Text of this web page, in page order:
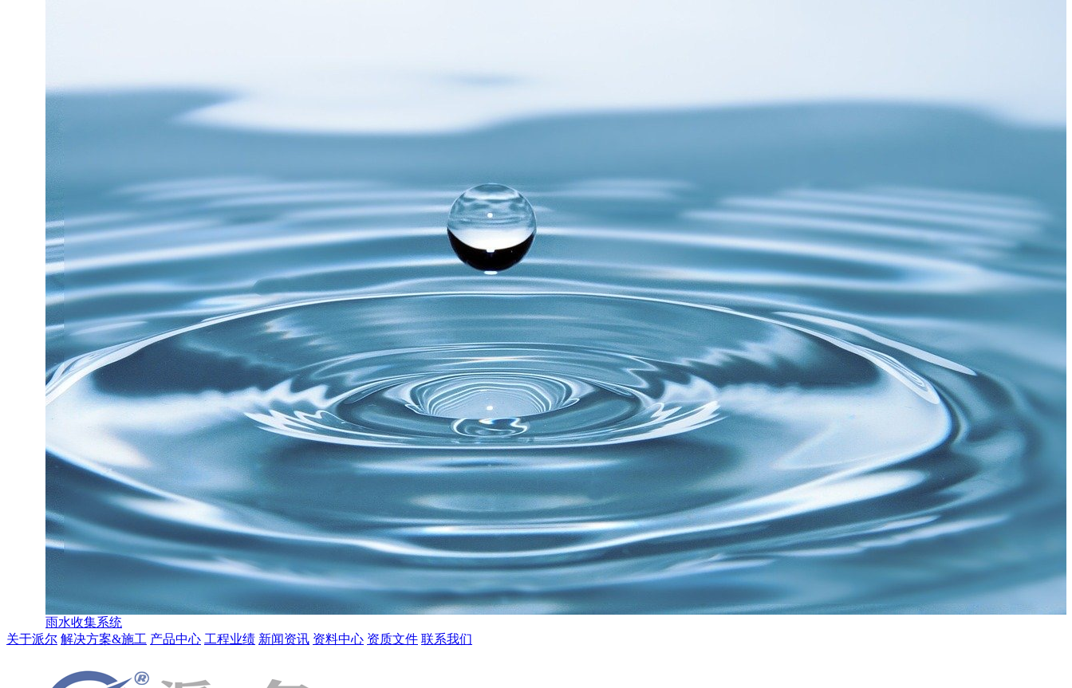
雨水收集系统
关于派尔 解决方案&施工 产品中心 工程业绩 新闻资讯 资料中心 资质文件 联系我们